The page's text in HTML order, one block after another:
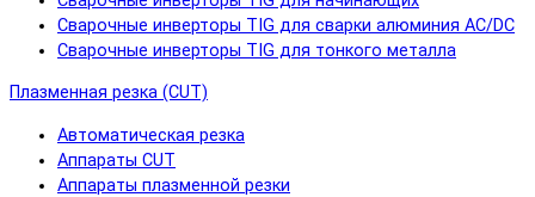
Сварочные инверторы TIG для сварки алюминия AC/DC
Сварочные инверторы TIG для тонкого металла
Плазменная резка (CUT)
Автоматическая резка
Аппараты CUT
Аппараты плазменной резки